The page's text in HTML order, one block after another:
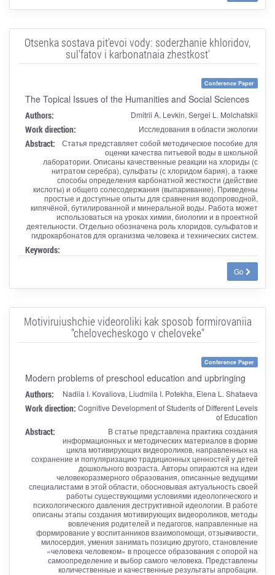
Otsenka sostava pit'evoi vody: soderzhanie khloridov,
sul'fatov i karbonatnaia zhestkost'
Conference Paper
The Topical Issues of the Humanities and Social Sciences
Authors: Dmitrii A. Levkin, Sergei L. Molchatskii
Work direction: Исследования в области экологии
Abstract:
Статья представляет собой методическое пособие для
оценки качества питьевой воды в школьной
лаборатории. Описаны качественные реакции на хлориды (с
нитратом серебра), сульфаты (с хлоридом бария), а также
способы определения карбонатной жесткости (действие
кислоты) и общего солесодержания (выпаривание). Приведены
простые и доступные опыты для сравнения водопроводной,
кипячёной, бутилированной и минеральной воды. Работа может
использоваться на уроках химии, биологии и в проектной
деятельности. Отдельно обозначена роль хлоридов, сульфатов и
гидрокарбонатов для организма человека и технических систем.
Keywords:
Go
Motiviruiushchie videoroliki kak sposob formirovaniia
"chelovecheskogo v cheloveke"
Conference Paper
Modern problems of preschool education and upbringing
Authors: Nadiia I. Kovaliova, Liudmila I. Potekha, Elena L. Shataeva
Work direction: Cognitive Development of Students of Different Levels
of Education
Abstract:
В статье представлена практика создания
информационных и методических материалов в форме
цикла мотивирующих видеороликов, направленных на
сохранение и популяризацию традиционных ценностей у детей
дошкольного возраста. Авторы опираются на идеи
человекоразмерного образования, описанные ведущими
специалистами в этой области, обосновывая актуальность своей
работы существующими условиями идеологического и
психологического давления деструктивной идеологии. В работе
описаны этапы создания мотивирующих видеороликов, методы
вовлечения родителей и педагогов, направленные на
формирование у воспитанников взаимопомощи, отзывчивости,
милосердия, умения занимать позицию другого, становление
«человека человеком» в процессе образования с опорой на
самоопределение и выбор самого человека. Представлены
количественные и качественные результаты апробации.